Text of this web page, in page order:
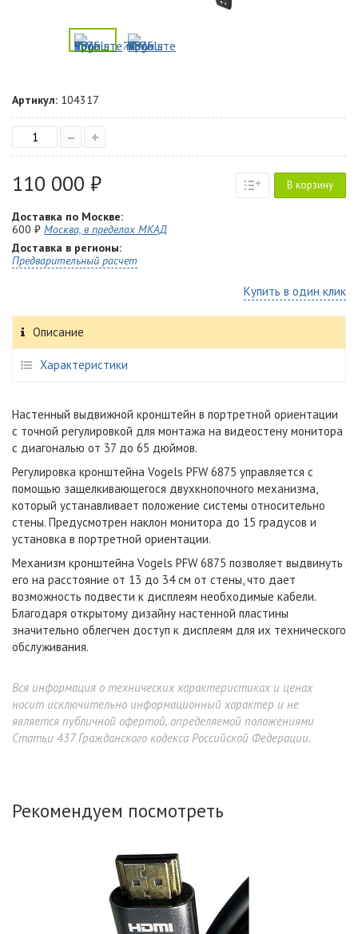
Артикул: 104317
– +
110 000 ₽ В корзину
Доставка по Москве:
600 ₽ Москва, в пределах МКАД
Доставка в регионы:
Предварительный расчет
Купить в один клик
Описание
Характеристики
Настенный выдвижной кронштейн в портретной ориентации
с точной регулировкой для монтажа на видеостену монитора
с диагональю от 37 до 65 дюймов.
Регулировка кронштейна Vogels PFW 6875 управляется с
помощью защелкивающегося двухкнопочного механизма,
который устанавливает положение системы относительно
стены. Предусмотрен наклон монитора до 15 градусов и
установка в портретной ориентации.
Механизм кронштейна Vogels PFW 6875 позволяет выдвинуть
его на расстояние от 13 до 34 см от стены, что дает
возможность подвести к дисплеям необходимые кабели.
Благодаря открытому дизайну настенной пластины
значительно облегчен доступ к дисплеям для их технического
обслуживания.
Вся информация о технических характеристиках и ценах
носит исключительно информационный характер и не
является публичной офертой, определяемой положениями
Статьи 437 Гражданского кодекса Российской Федерации.
Рекомендуем посмотреть